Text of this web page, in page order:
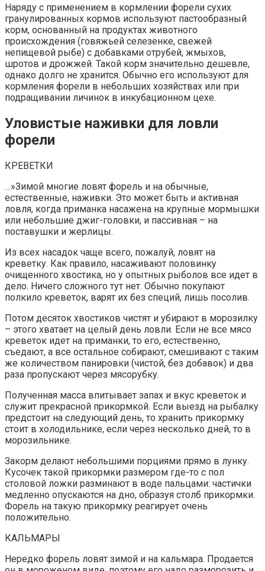
Наряду с применением в кормлении форели сухих
гранулированных кормов используют пастообразный
корм, основанный на продуктах животного
происхождения (говяжьей селезенке, свежей
непищевой рыбе) с добавками отрубей, жмыхов,
шротов и дрожжей. Такой корм значительно дешевле,
однако долго не хранится. Обычно его используют для
кормления форели в небольших хозяйствах или при
подращивании личинок в инкубационном цехе.
Уловистые наживки для ловли
форели
КРЕВЕТКИ
…»Зимой многие ловят форель и на обычные,
естественные, наживки. Это мо­жет быть и активная
ловля, когда при­манка насажена на крупные мормышки
или небольшие джиг-головки, и пассив­ная – на
поставушки и жерлицы.
Из всех насадок чаще всего, пожа­луй, ловят на
креветку. Как правило, на­саживают половинку
очищенного хвости­ка, но у опытных рыболов все идет в
дело. Ничего сложного тут нет. Обычно покупа­ют
полкило креветок, варят их без спец­ий, лишь посолив.
Потом десяток хвости­ков чистят и убирают в морозилку
– этого хватает на целый день ловли. Если не все мясо
креветок идет на приманки, то его, естественно,
съедают, а все остальное со­бирают, смешивают с таким
же количе­ством панировки (чистой, без добавок) и два
раза пропускают через мясорубку.
По­лученная масса впитывает запах и вкус креветок и
служит прекрасной прикорм­кой. Если выезд на рыбалку
предстоит на следующий день, то хранить прикормку
стоит в холодильнике, если через несколь­ко дней, то в
морозильнике.
Закорм делают небольшими порция­ми прямо в лунку.
Кусочек такой прикорм­ки размером где-то с пол
столовой лож­ки разминают в воде пальцами: частич­ки
медленно опускаются на дно, образуя столб прикормки.
Форель на такую при­кормку реагирует очень
положительно.
КАЛЬМАРЫ
Нередко форель ловят зимой и на кальмара. Продается